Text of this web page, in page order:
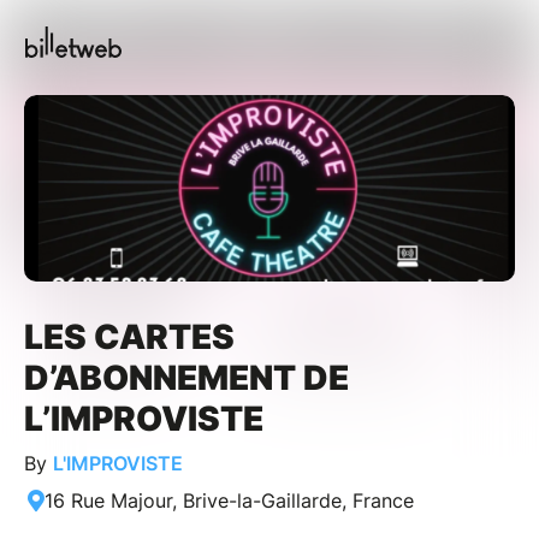
LES CARTES
D’ABONNEMENT DE
L’IMPROVISTE
By L'IMPROVISTE
16 Rue Majour, Brive-la-Gaillarde, France